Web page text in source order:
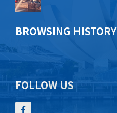
BROWSING HISTORY
FOLLOW US